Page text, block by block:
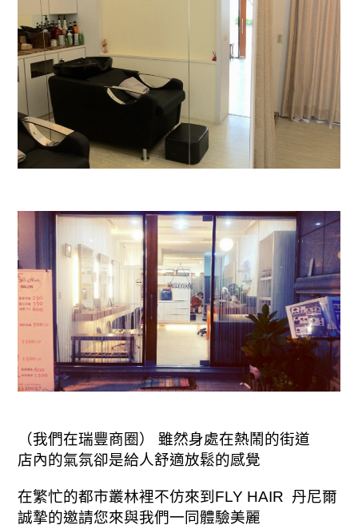
（我們在瑞豐商圈） 雖然身處在熱鬧的街道
店內的氣氛卻是給人舒適放鬆的感覺
在繁忙的都市叢林裡不仿來到FLY HAIR 丹尼爾
誠摯的邀請您來與我們一同體驗美麗